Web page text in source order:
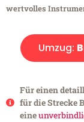
wertvolles
Umzug:
Für einen
für die Strecke
eine